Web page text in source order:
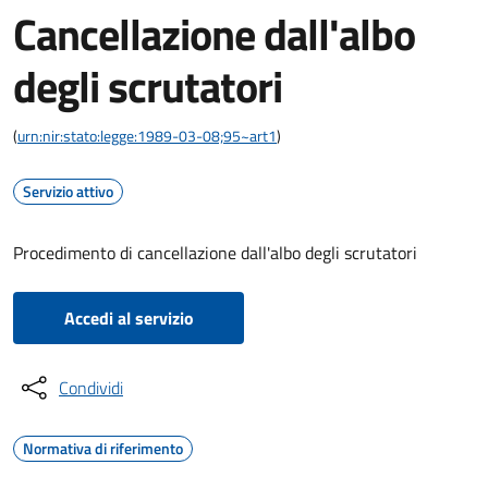
Cancellazione dall'albo
degli scrutatori
(urn:nir:stato:legge:1989-03-08;95~art1)
Servizio attivo
Procedimento di cancellazione dall'albo degli scrutatori
Accedi al servizio
Condividi
Normativa di riferimento